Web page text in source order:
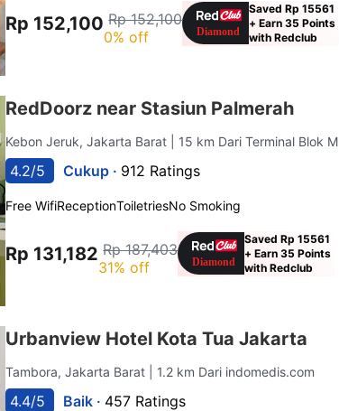
Rp 152,100 Rp 152,100
0% off
Saved Rp 15561
+ Earn 35 Points
with Redclub
RedDoorz near Stasiun Palmerah
Kebon Jeruk, Jakarta Barat | 15 km Dari Terminal Blok M
4.2/5 Cukup · 912 Ratings
Free WifiReceptionToiletriesNo Smoking
Rp 131,182 Rp 187,403
31% off
Saved Rp 15561
+ Earn 35 Points
with Redclub
Urbanview Hotel Kota Tua Jakarta
Tambora, Jakarta Barat | 1.2 km Dari indomedis.com
4.4/5 Baik · 457 Ratings